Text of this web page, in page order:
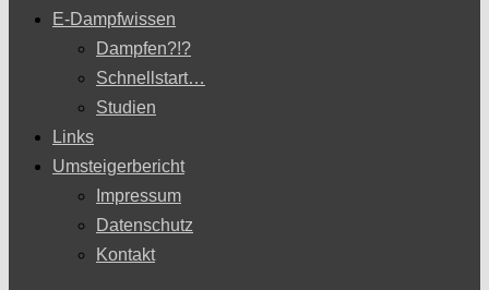
E-Dampfwissen
Dampfen?!?
Schnellstart…
Studien
Links
Umsteigerbericht
Impressum
Datenschutz
Kontakt